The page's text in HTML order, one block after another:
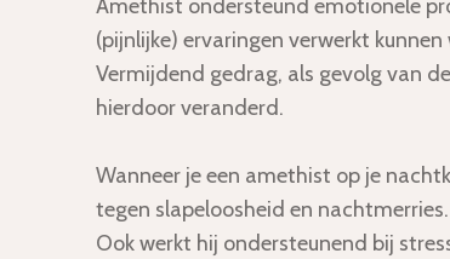
Amethist ondersteund emotionele
(pijnlijke) ervaringen verwerkt kunnen
Vermijdend gedrag, als gevolg van
hierdoor veranderd.
Wanneer je een amethist op je
tegen slapeloosheid en nachtmerries.
Ook werkt hij ondersteunend bij